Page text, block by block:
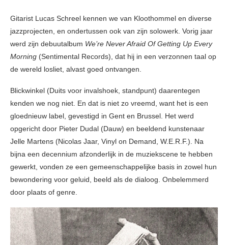
Gitarist Lucas Schreel kennen we van Kloothommel en diverse
jazzprojecten, en ondertussen ook van zijn solowerk. Vorig jaar
werd zijn debuutalbum We’re Never Afraid Of Getting Up Every
Morning (Sentimental Records), dat hij in een verzonnen taal op
de wereld losliet, alvast goed ontvangen.
Blickwinkel (Duits voor invalshoek, standpunt) daarentegen
kenden we nog niet. En dat is niet zo vreemd, want het is een
gloednieuw label, gevestigd in Gent en Brussel. Het werd
opgericht door Pieter Dudal (Dauw) en beeldend kunstenaar
Jelle Martens (Nicolas Jaar, Vinyl on Demand, W.E.R.F.). Na
bijna een decennium afzonderlijk in de muziekscene te hebben
gewerkt, vonden ze een gemeenschappelijke basis in zowel hun
bewondering voor geluid, beeld als de dialoog. Onbelemmerd
door plaats of genre.